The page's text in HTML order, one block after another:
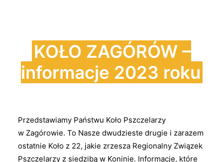
KOŁO ZAGÓRÓW –
informacje 2023 roku
Przedstawiamy Państwu Koło Pszczelarzy
w Zagórowie. To Nasze dwudzieste drugie i zarazem
ostatnie Koło z 22, jakie zrzesza Regionalny Związek
Pszczelarzy z siedzibą w Koninie. Informacje, które